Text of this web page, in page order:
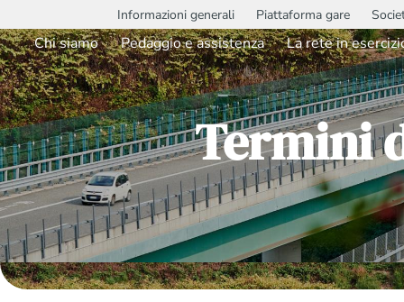
Informazioni generali Piattaforma gare
Chi siamo Pedaggio e assistenza La rete in
Termini